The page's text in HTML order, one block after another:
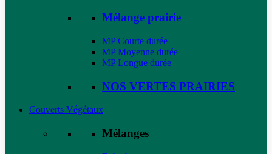
Mélange prairie
MP Courte durée
MP Moyenne durée
MP Longue durée
NOS VERTES PRAIRIES
Couverts Végétaux
Mélanges